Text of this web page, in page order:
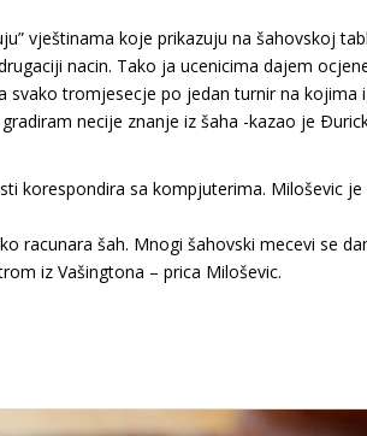
vještinama koje prikazuju na šahovskoj
nacin. Tako ja ucenicima dajem
tromjesecje po jedan turnir na kojima
necije znanje iz šaha -kazao je
korespondira sa kompjuterima. Miloševic
racunara šah. Mnogi šahovski mecevi se
iz Vašingtona – prica Miloševic.